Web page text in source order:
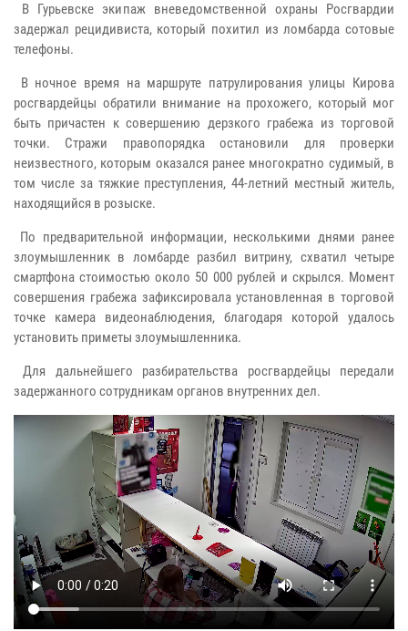
В Гурьевске экипаж вневедомственной охраны Росгвардии
задержал рецидивиста, который похитил из ломбарда сотовые
телефоны.
В ночное время на маршруте патрулирования улицы Кирова
росгвардейцы обратили внимание на прохожего, который мог
быть причастен к совершению дерзкого грабежа из торговой
точки. Стражи правопорядка остановили для проверки
неизвестного, которым оказался ранее многократно судимый, в
том числе за тяжкие преступления, 44-летний местный житель,
находящийся в розыске.
По предварительной информации, несколькими днями ранее
злоумышленник в ломбарде разбил витрину, схватил четыре
смартфона стоимостью около 50 000 рублей и скрылся. Момент
совершения грабежа зафиксировала установленная в торговой
точке камера видеонаблюдения, благодаря которой удалось
установить приметы злоумышленника.
Для дальнейшего разбирательства росгвардейцы передали
задержанного сотрудникам органов внутренних дел.